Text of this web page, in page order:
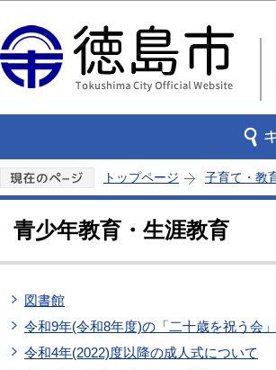
トップページ 子育て・教
青少年教育・生涯教育
図書館
令和9年(令和8年度)の「二十歳を祝う会
令和4年(2022)度以降の成人式について